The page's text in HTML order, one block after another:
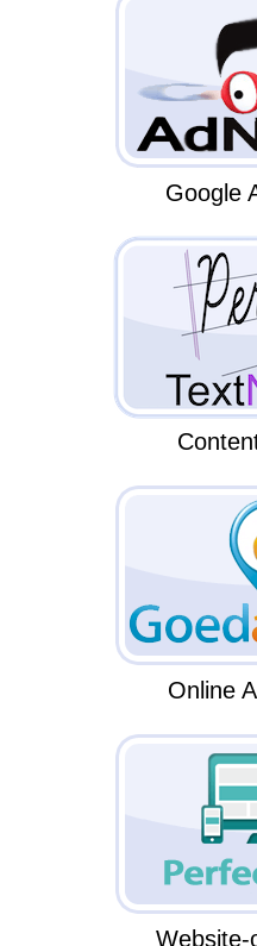
Google
Online
Website-